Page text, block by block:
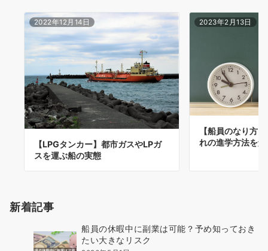
2022年12月14日
【LPGタンカー】都市ガスやLPガ
スを運ぶ船の実態
2023年2月13日
【船員のなり方
れの進学方法を解
新着記事
船員の休暇中に副業は可能？予め知っておき
たい大きなリスク